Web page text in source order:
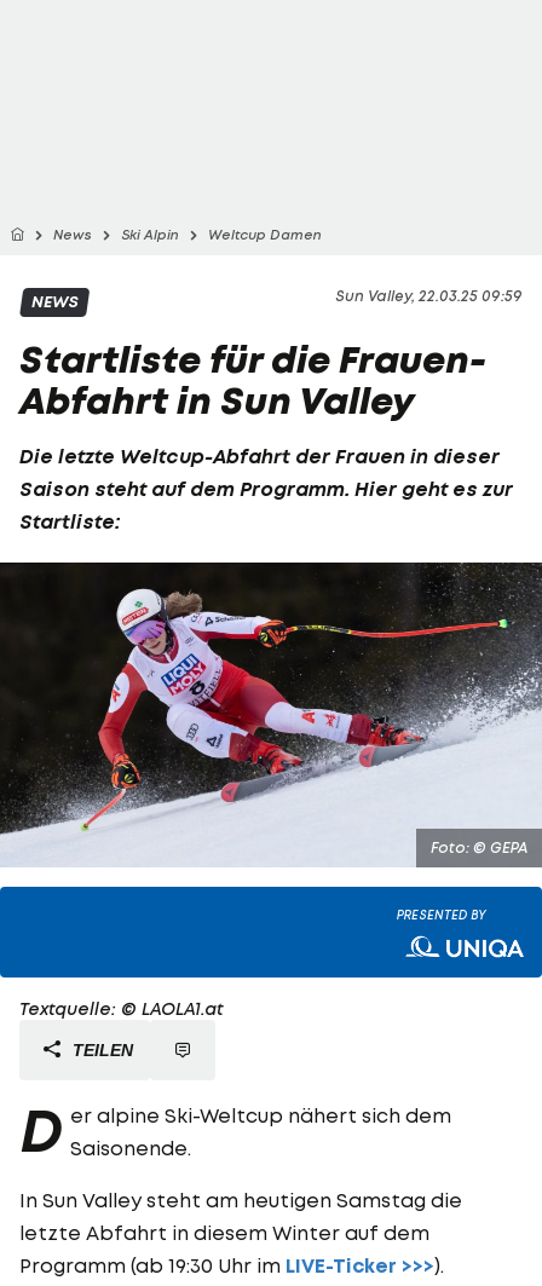
News Ski Alpin Weltcup Damen
Sun Valley, 22.03.25 09:59
NEWS
Startliste für die Frauen-
Abfahrt in Sun Valley
Die letzte Weltcup-Abfahrt der Frauen in dieser
Saison steht auf dem Programm. Hier geht es zur
Startliste:
Foto: © GEPA
PRESENTED BY
Textquelle: © LAOLA1.at
TEILEN
D er alpine Ski-Weltcup nähert sich dem
Saisonende.
In Sun Valley steht am heutigen Samstag die
letzte Abfahrt in diesem Winter auf dem
Programm (ab 19:30 Uhr im LIVE-Ticker >>>).